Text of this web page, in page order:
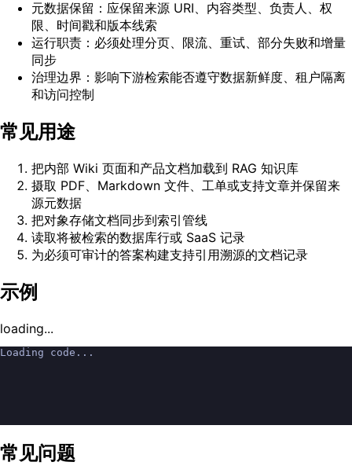
元数据保留：应保留来源 URI、内容类型、负责人、权
限、时间戳和版本线索
运行职责：必须处理分页、限流、重试、部分失败和增量
同步
治理边界：影响下游检索能否遵守数据新鲜度、租户隔离
和访问控制
常见用途
把内部 Wiki 页面和产品文档加载到 RAG 知识库
摄取 PDF、Markdown 文件、工单或支持文章并保留来
源元数据
把对象存储文档同步到索引管线
读取将被检索的数据库行或 SaaS 记录
为必须可审计的答案构建支持引用溯源的文档记录
示例
loading...
Loading code...
常见问题